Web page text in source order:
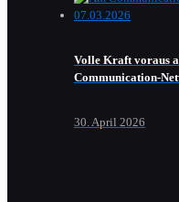
Volle Kraft voraus
Communication-
30. April 2026